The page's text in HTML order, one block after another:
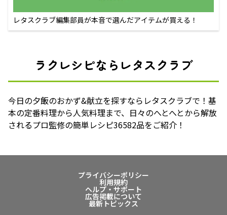
レタスクラブ編集部員が本音で選んだアイテムが買える！
ラクレシピならレタスクラブ
今日の夕飯のおかず&献立を探すならレタスクラブで！基
本の定番料理から人気料理まで、日々のへとへとから解放
されるプロ監修の簡単レシピ36582品をご紹介！
プライバシーポリシー
利用規約
ヘルプ・サポート
広告掲載について
最新トピックス